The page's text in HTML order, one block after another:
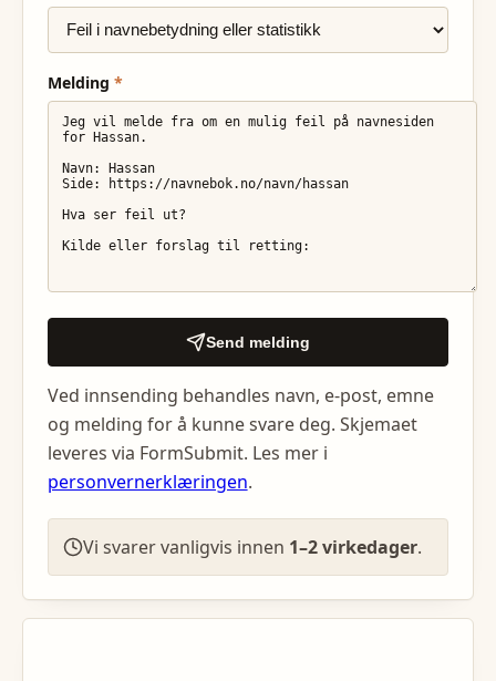
Melding *
Send melding
Ved innsending behandles navn, e-post, emne
og melding for å kunne svare deg. Skjemaet
leveres via FormSubmit. Les mer i
personvernerklæringen.
Vi svarer vanligvis innen 1–2 virkedager.